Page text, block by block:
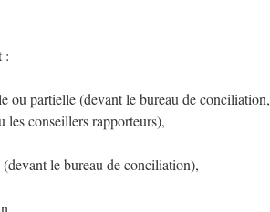
:
ou partielle (devant le bureau de
les conseillers rapporteurs),
le bureau de conciliation),